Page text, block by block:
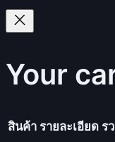
Your
สินค้า รายละเอียด ร